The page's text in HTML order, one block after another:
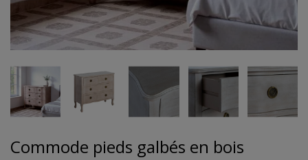
Commode pieds galbés en bois